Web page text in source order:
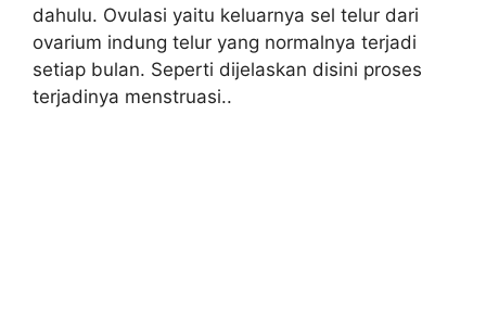
dahulu. Ovulasi yaitu keluarnya sel telur dari
ovarium indung telur yang normalnya terjadi
setiap bulan. Seperti dijelaskan disini proses
terjadinya menstruasi..